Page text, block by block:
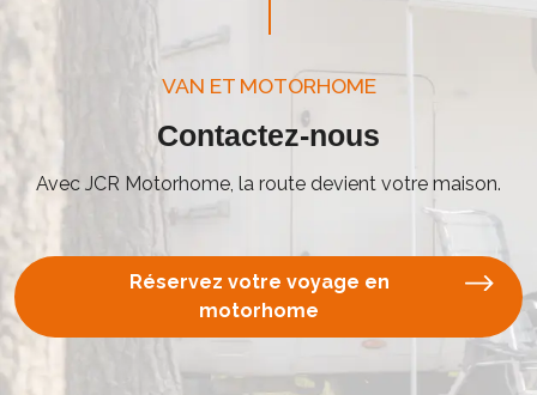
VAN ET MOTORHOME
Contactez-nous
Avec JCR Motorhome, la route devient votre maison.
Réservez votre voyage en
motorhome